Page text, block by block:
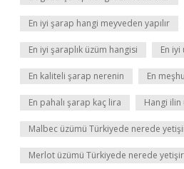
En iyi şarap hangi meyveden yapılır
En iyi şaraplık üzüm hangisi En
En kaliteli şarap nerenin En
En pahalı şarap kaç lira Hangi
Malbec üzümü Türkiyede nerede
Merlot üzümü Türkiyede nerede yetişir